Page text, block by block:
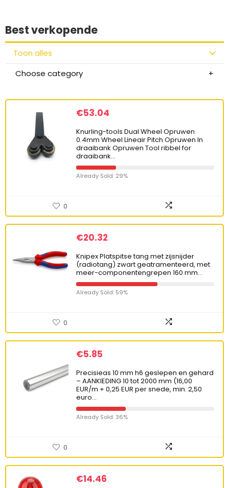
Best verkopende
Toon alles
Choose category
€53.04
Knurling-tools Dual Wheel Opruwen
0.4mm Wheel Lineair Pitch Opruwen In
draaibank Opruwen Tool ribbel for
draaibank…
Already Sold: 29%
0
€20.32
Knipex Platspitse tang met zijsnijder
(radiotang) zwart geatramenteerd, met
meer-componentengrepen 160 mm…
Already Sold: 59%
0
€5.85
Precisieas 10 mm h6 geslepen en gehard
– AANKIEDING 10 tot 2000 mm (16,00
EUR/m + 0,25 EUR per snede, min. 2,50
euro…
Already Sold: 36%
0
€14.46